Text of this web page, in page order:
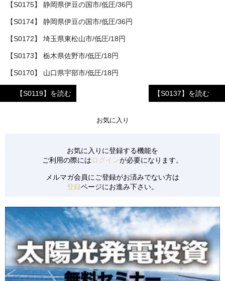
【S0175】 静岡県伊豆の国市/低圧/36円
【S0174】 静岡県伊豆の国市/低圧/36円
【S0172】 埼玉県東松山市/低圧/18円
【S0173】 栃木県佐野市/低圧/18円
【S0170】 山口県宇部市/低圧/18円
【S0171】 山口県宇部市/低圧/18円
【S0166】 青森県東津軽郡/低圧/18円
【S0168】 栃木県佐野市/低圧/18円
【S0169】 福岡県朝倉市/低圧/32円
【S0152】 千葉県旭市/低圧/24円
【S0153】 千葉県旭市/低圧/24円
【S0154】 山梨県南都留郡/低圧/36円
【S0155】 群馬県安中市/低圧/21円
【S0157】 茨城県かすみがうら市/低圧/36円
【S0158】 北海道白糠町/低圧/24円
【S0119】を読む 【S0137】を読む
お気に入り
お気に入りに登録する機能を
ご利用の際にはログインが必要になります。
メルマガ会員にご登録がお済みでない方は
登録ページにお進み下さい。